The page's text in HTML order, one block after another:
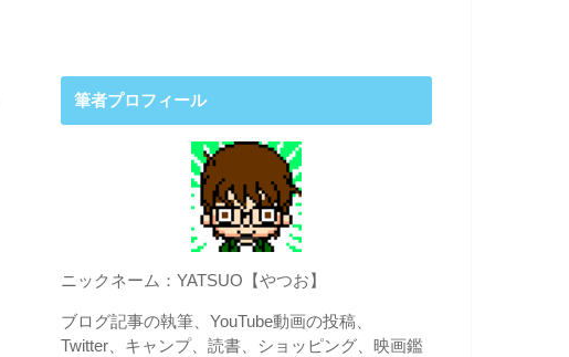
筆者プロフィール
ニックネーム：YATSUO【やつお】
ブログ記事の執筆、YouTube動画の投稿、
Twitter、キャンプ、読書、ショッピング、映画鑑